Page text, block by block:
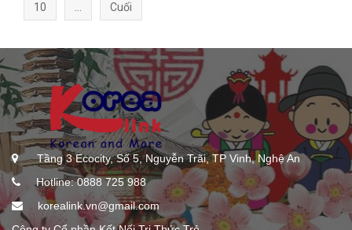
10 ... Cuối
Tầng 3 Ecocity, Số 5, Nguyễn Trãi, TP Vinh, Nghệ An
Hotline: 0888 725 988
korealink.vn@gmail.com